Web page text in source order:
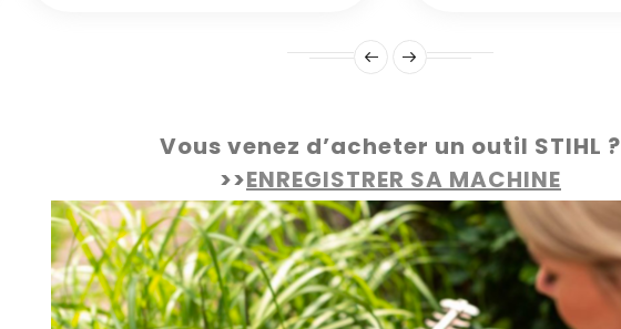
Vous venez d’acheter un outil STIHL ?
>>ENREGISTRER SA MACHINE